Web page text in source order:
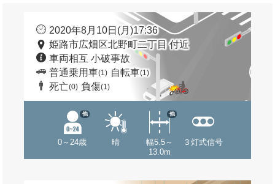
2020年8月10日(月)17:36
姫路市広畑区北野町二丁目 付近
車両相互 小破事故
普通乗用車(1) 自転車(1)
死亡(0) 負傷(1)
0～24歳
他
晴
幅5.5～
13.0m
他
３灯式信号